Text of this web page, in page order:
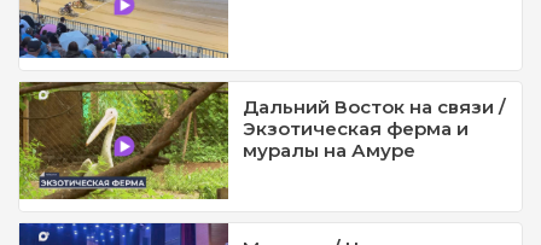
Дальний Восток на связи /
Экзотическая ферма и
муралы на Амуре